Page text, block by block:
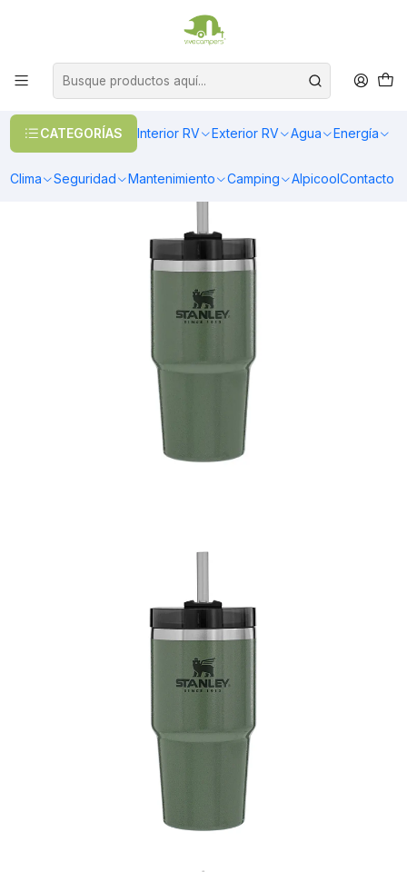
CATEGORÍAS Interior RV Exterior RV Agua Energía
Clima Seguridad Mantenimiento Camping AlpicoolContacto
OFERTAS EN CALEFACCIÓN DIESEL
QUENCHER ADVENTURE | 591 ML VERDE